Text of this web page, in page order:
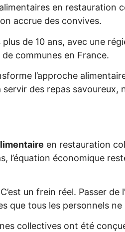
en restauration
accrue des convives.
de 10 ans, avec une
communes en France.
l’approche
des repas savoureux,
en restauration
l’équation économique
un frein réel. Passer de
que tous les personnels
collectives ont été